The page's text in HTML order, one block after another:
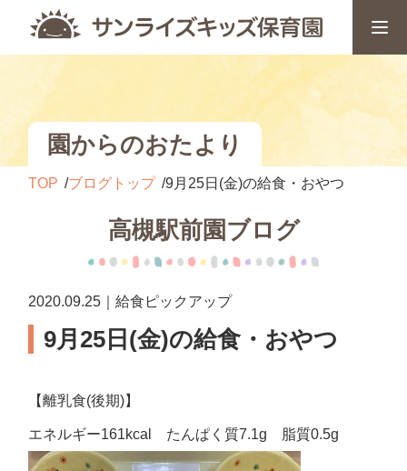
園からのおたより
TOP ブログトップ 9月25日(金)の給食・おやつ
高槻駅前園ブログ
2020.09.25｜給食ピックアップ
9月25日(金)の給食・おやつ
【離乳食(後期)】
エネルギー161kcal たんぱく質7.1g 脂質0.5g